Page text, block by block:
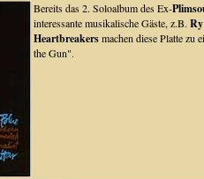
Bereits das 2. Soloalbum des Ex-
interessante musikalische Gäste, z.B.
Heartbreakersmachen diese Platte
the Gun".